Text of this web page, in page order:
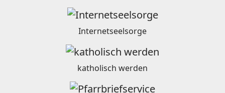
Internetseelsorge
katholisch werden